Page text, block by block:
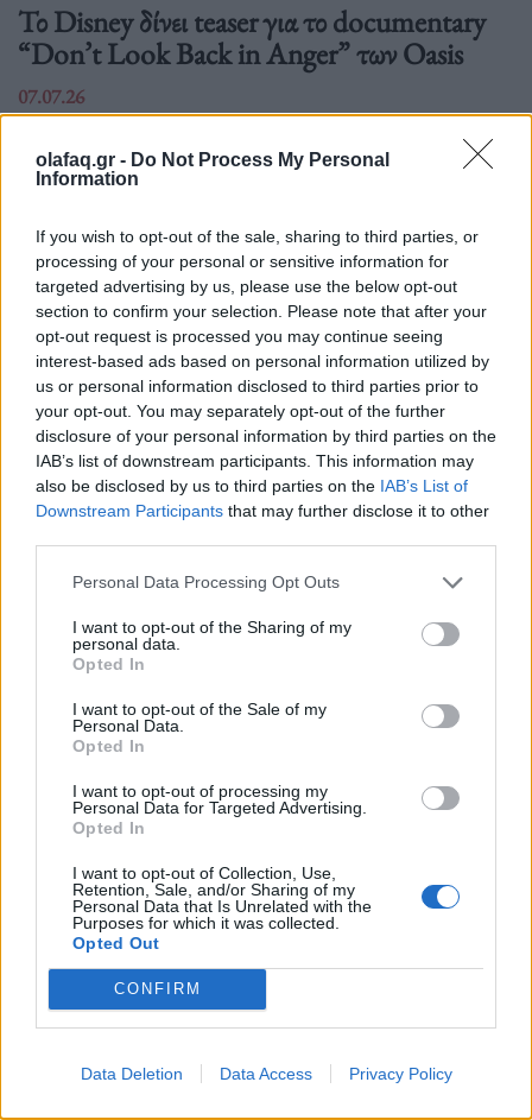
olafaq.gr - Do Not Process My Personal
Information
If you wish to opt-out of the sale, sharing to third parties, or
processing of your personal or sensitive information for
targeted advertising by us, please use the below opt-out
section to confirm your selection. Please note that after your
opt-out request is processed you may continue seeing
interest-based ads based on personal information utilized by
us or personal information disclosed to third parties prior to
your opt-out. You may separately opt-out of the further
disclosure of your personal information by third parties on the
IAB’s list of downstream participants. This information may
also be disclosed by us to third parties on the IAB’s List of
Downstream Participants that may further disclose it to other
Personal Data Processing Opt Outs
I want to opt-out of the Sharing of my
personal data.
Opted In
I want to opt-out of the Sale of my
Personal Data.
Opted In
I want to opt-out of processing my
Personal Data for Targeted Advertising.
Opted In
I want to opt-out of Collection, Use,
Retention, Sale, and/or Sharing of my
Personal Data that Is Unrelated with the
Purposes for which it was collected.
Opted Out
CONFIRM
Data Deletion Data Access Privacy Policy
Το Disney δίνει teaser για το documentary
“Don’t Look Back in Anger” των Oasis
07.07.26
Το "Don’t Look Back in Anger" καταγράφει την επανένωση
των Oasis και την sold-out περιοδεία “Oasis Live
Philip Glass: Παγκόσμια γιορτή για τα 90ά
Νο. 15: Lincoln”
Ο Philip Glass θα γιορτάσει τα 90ά του γενέθλια στις 31
που κορυφώνεται με την παγκόσμια πρεμιέρα της "Συμφωνίας
Νο. 15: Lincoln" και επετειακά